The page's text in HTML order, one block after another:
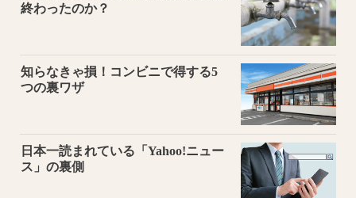
終わったのか？
知らなきゃ損！コンビニで得する5
つの裏ワザ
日本一読まれている「Yahoo!ニュー
ス」の裏側